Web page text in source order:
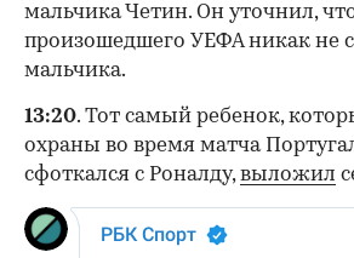
мальчика Четин. Он уточнил,
произошедшего УЕФА никак не
мальчика.
13:20. Тот самый ребенок,
охраны во время матча
сфоткался с Роналду,выложил